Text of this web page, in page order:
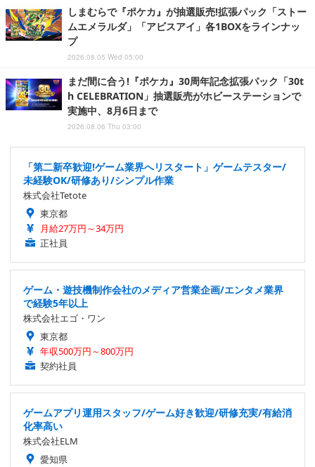
しまむらで『ポケカ』が抽選販売!拡張パック「ストー
ムエメラルダ」「アビスアイ」各1BOXをラインナッ
プ
2026.08.05 Wed 05:00
まだ間に合う!『ポケカ』30周年記念拡張パック「30t
h CELEBRATION」抽選販売がホビーステーションで
実施中、8月6日まで
2026.08.06 Thu 03:00
「第二新卒歓迎!ゲーム業界へリスタート」ゲームテスター/
未経験OK/研修あり/シンプル作業
株式会社Tetote
東京都
月給27万円～34万円
正社員
ゲーム・遊技機制作会社のメディア営業企画/エンタメ業界
で経験5年以上
株式会社エゴ・ワン
東京都
年収500万円～800万円
契約社員
ゲームアプリ運用スタッフ/ゲーム好き歓迎/研修充実/有給消
化率高い
株式会社ELM
愛知県